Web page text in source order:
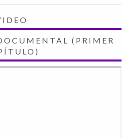
(PRIMER